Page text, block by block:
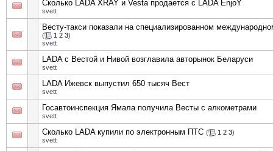
Сколько LADA XRAY и Vesta продается с LADA EnjoY
svett
Весту-такси показали на специализированном
( 1 2 3)
svett
LADA с Вестой и Нивой возглавила авторынок Беларуси
svett
LADA Ижевск выпустил 650 тысяч Вест
svett
Госавтоинспекция Ямала получила Весты с алкометрами
svett
Сколько LADA купили по электронным ПТС ( 1 2 3)
svett